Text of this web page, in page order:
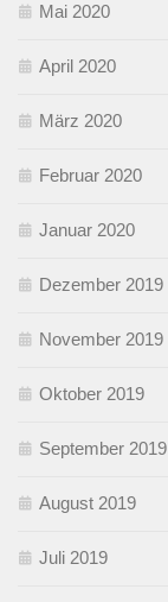
Mai 2020
April 2020
März 2020
Februar 2020
Januar 2020
Dezember 2019
November 2019
Oktober 2019
September 2019
August 2019
Juli 2019